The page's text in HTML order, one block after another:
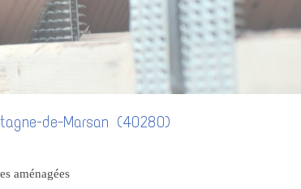
de-Marsan (40280)
aménagées